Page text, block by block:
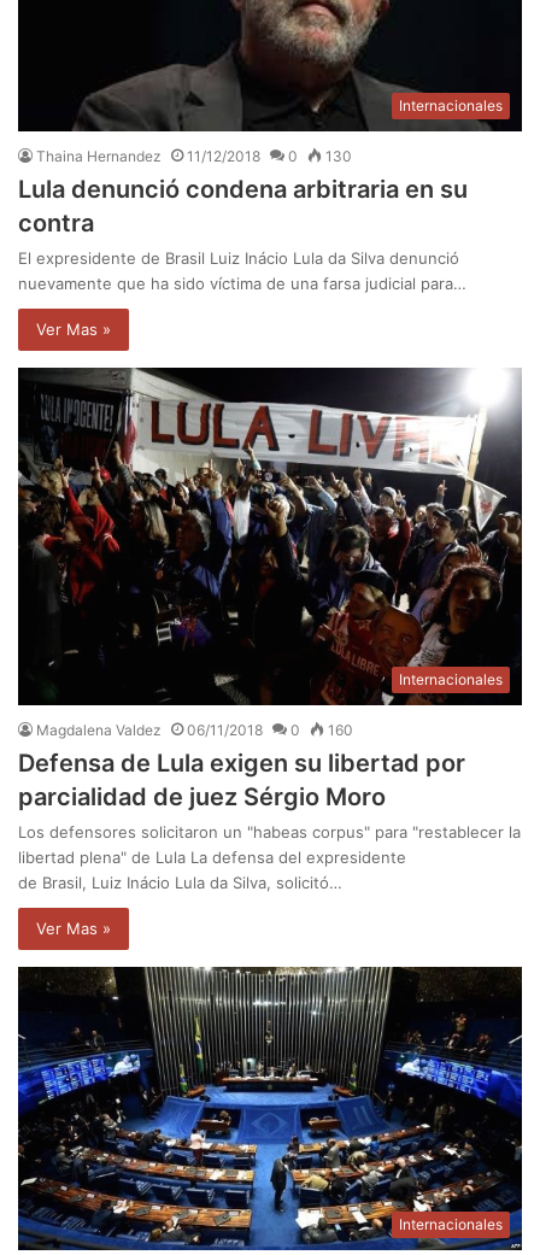
Internacionales
Thaina Hernandez 11/12/2018 0 130
Lula denunció condena arbitraria en su
contra
El expresidente de Brasil Luiz Inácio Lula da Silva denunció
nuevamente que ha sido víctima de una farsa judicial para…
Ver Mas »
Internacionales
Magdalena Valdez 06/11/2018 0 160
Defensa de Lula exigen su libertad por
parcialidad de juez Sérgio Moro
Los defensores solicitaron un "habeas corpus" para "restablecer la
libertad plena" de Lula La defensa del expresidente
de Brasil, Luiz Inácio Lula da Silva, solicitó…
Ver Mas »
Internacionales